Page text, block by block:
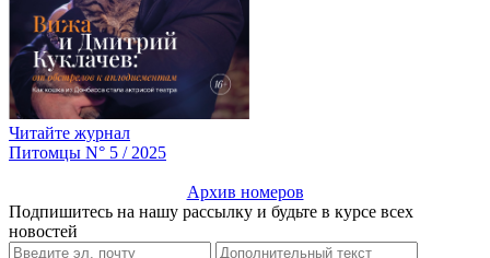
Читайте журнал
Питомцы N° 5 / 2025
Архив номеров
Подпишитесь на нашу рассылку и будьте в курсе всех
новостей